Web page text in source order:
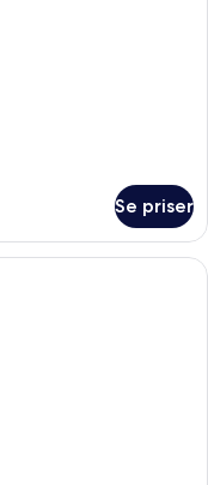
Se priser
med två sängar, en TV,